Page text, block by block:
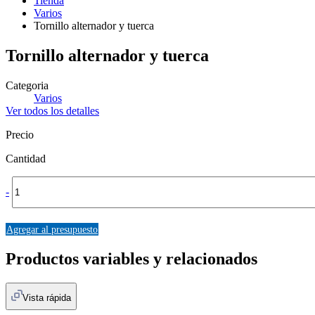
Varios
Tornillo alternador y tuerca
Tornillo alternador y tuerca
Categoria
Varios
Ver todos los detalles
Precio
Cantidad
-
Agregar al presupuesto
Productos variables y relacionados
Vista rápida